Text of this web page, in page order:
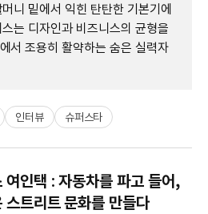
니 밑에서 익힌 탄탄한 기본기에
는 디자인과 비즈니스의 균형을
서 조용히 활약하는 숨은 실력자
인터뷰 슈퍼스타
여인택 : 자동차를 파고 들어,
스트리트 문화를 만들다